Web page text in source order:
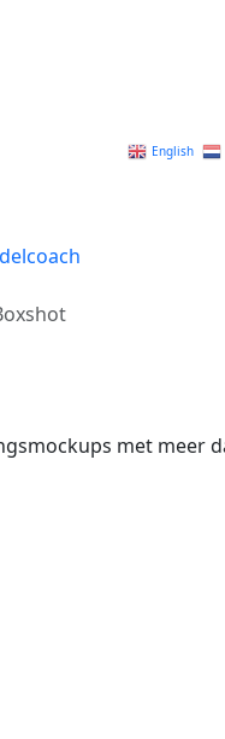
English
met meer